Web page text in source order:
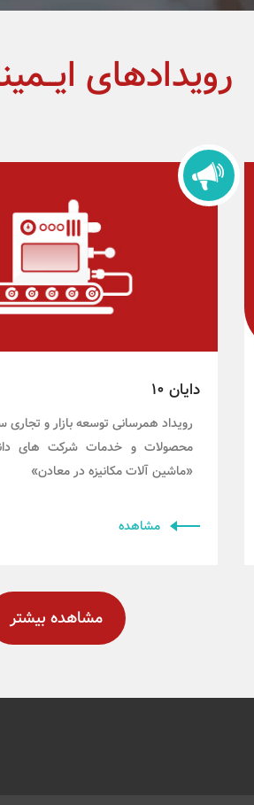
رویدادهای
دایان 10
رویداد همرسانی توسعه بازار و تجاری
محصولات و خدمات شرکت های
«ماشین آلات مکانیزه در معادن»
مشاهده
مشاهده بیشتر